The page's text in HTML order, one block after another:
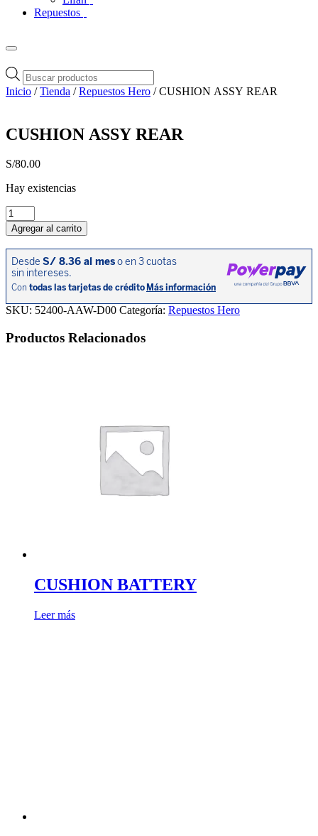
Repuestos
Búsqueda
de
productos
Inicio /Tienda /Repuestos Hero / CUSHION ASSY REAR
CUSHION ASSY REAR
S/80.00
Hay existencias
CUSHION
ASSY
REAR
cantidad
Agregar al carrito
SKU: 52400-AAW-D00 Categoría: Repuestos Hero
Productos Relacionados
CUSHION BATTERY
Leer más